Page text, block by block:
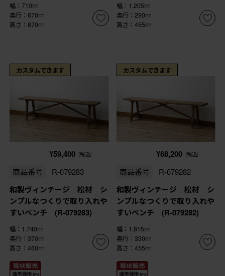
幅：710㎜
奥行：670㎜
高さ：870㎜
幅：1,205㎜
奥行：290㎜
高さ：455㎜
カスタムできます
¥59,400 (税込)
商品番号 R-079283
和製ヴィンテージ 松材 シ
ンプルなつくりで取り入れや
すいベンチ (R-079283)
幅：1,740㎜
奥行：370㎜
高さ：460㎜
カスタムできます
¥68,200 (税込)
商品番号 R-079282
和製ヴィンテージ 松材 シ
ンプルなつくりで取り入れや
すいベンチ (R-079282)
幅：1,815㎜
奥行：330㎜
高さ：455㎜